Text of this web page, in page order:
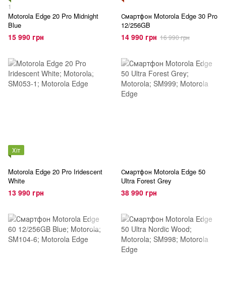
1
Motorola Edge 20 Pro Midnight
Blue
15 990 грн
Смартфон Motorola Edge 30 Pro
12/256GB
14 990 грн 16 990 грн
Хіт
Motorola Edge 20 Pro Iridescent
White
13 990 грн
Смартфон Motorola Edge 50
Ultra Forest Grey
38 990 грн